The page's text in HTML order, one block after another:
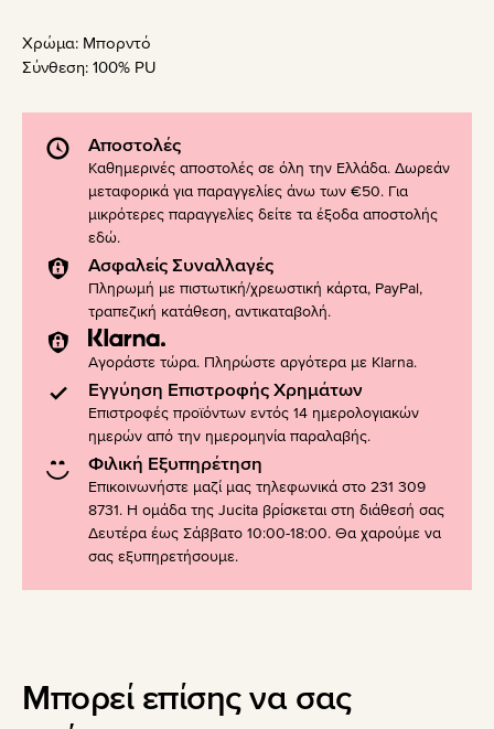
Χρώμα: Μπορντό
Σύνθεση: 100% PU
Αποστολές
Καθημερινές αποστολές σε όλη την Ελλάδα. Δωρεάν
μεταφορικά για παραγγελίες άνω των €50. Για
μικρότερες παραγγελίες δείτε τα έξοδα αποστολής
εδώ.
Ασφαλείς Συναλλαγές
Πληρωμή με πιστωτική/χρεωστική κάρτα, PayPal,
τραπεζική κατάθεση, αντικαταβολή.
Αγοράστε τώρα. Πληρώστε αργότερα με Klarna.
Εγγύηση Επιστροφής Χρημάτων
Επιστροφές προϊόντων εντός 14 ημερολογιακών
ημερών από την ημερομηνία παραλαβής.
Φιλική Εξυπηρέτηση
Επικοινωνήστε μαζί μας τηλεφωνικά στο 231 309
8731. Η ομάδα της Jucita βρίσκεται στη διάθεσή σας
Δευτέρα έως Σάββατο 10:00-18:00. Θα χαρούμε να
σας εξυπηρετήσουμε.
Μπορεί επίσης να σας